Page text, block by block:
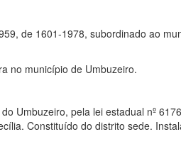
de 1601-1978, subordinado ao
no município de Umbuzeiro.
Umbuzeiro, pela lei estadual nº
Constituído do distrito sede.